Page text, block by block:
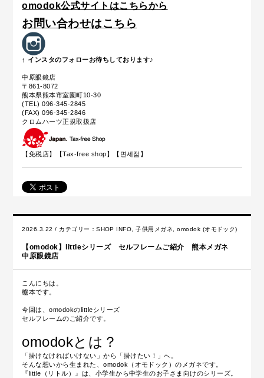
omodok公式サイトはこちらから
お問い合わせはこちら
↑ インスタのフォローお待ちしております♪
中原眼鏡店
〒861-8072
熊本県熊本市室園町10-30
(TEL) 096-345-2845
(FAX) 096-345-2846
クロムハーツ正規取扱店
【免税店】【Tax-free shop 】【면세점】
2026.3.22 / カテゴリー：SHOP INFO,子供用メガネ,omodok (オモドック)
【omodok】littleシリーズ セルフレームご紹介 熊本メガネ
中原眼鏡店
こんにちは。
櫨本です。
今回は、omodokのlittleシリーズ
セルフレームのご紹介です。
omodokとは？
「掛けなければいけない」から「掛けたい！」へ。
そんな想いから生まれた、omodok（オモドック）のメガネです。
『little（リトル）』は、小学生から中学生のお子さま向けのシリーズ。